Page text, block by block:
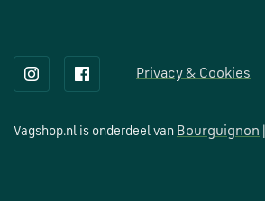
Privacy & Cookies
Vagshop.nl is onderdeel van Bourguignon